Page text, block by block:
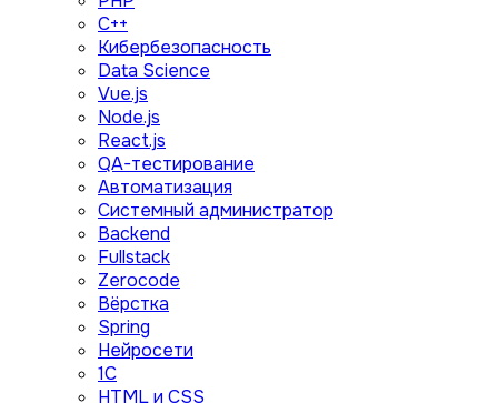
C++
Кибербезопасность
Data Science
Vue.js
Node.js
React.js
QA-тестирование
Автоматизация
Системный администратор
Backend
Fullstack
Zerocode
Вёрстка
Spring
Нейросети
1C
HTML и CSS